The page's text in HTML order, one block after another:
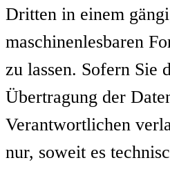
Dritten in einem
maschinenlesbaren
zu lassen. Sofern Sie
Übertragung der
Verantwortlichen
nur, soweit es